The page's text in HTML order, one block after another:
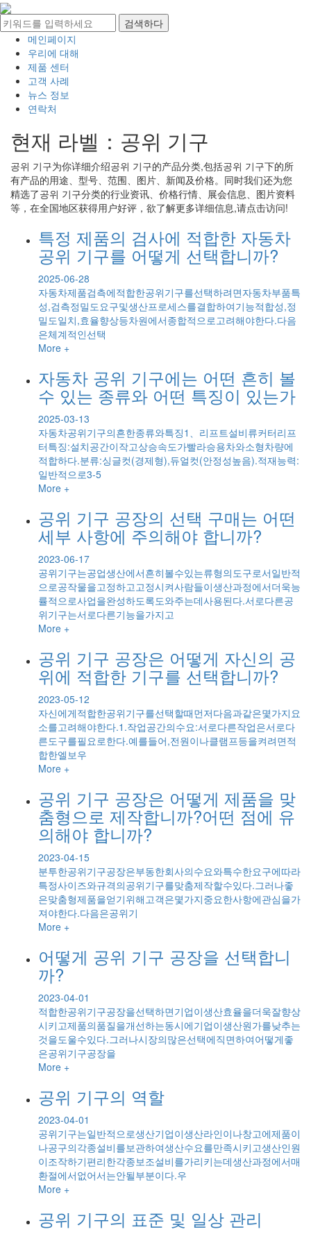
메인페이지
우리에 대해
제품 센터
고객 사례
뉴스 정보
연락처
현재 라벨： 공위 기구
공위 기구为你详细介绍공위 기구的产品分类,包括공위 기구下的所
有产品的用途、型号、范围、图片、新闻及价格。同时我们还为您
精选了공위 기구分类的行业资讯、价格行情、展会信息、图片资料
等，在全国地区获得用户好评，欲了解更多详细信息,请点击访问!
특정 제품의 검사에 적합한 자동차
공위 기구를 어떻게 선택합니까?
2025-06-28
자동차제품검측에적합한공위기구를선택하려면자동차부품특
성,검측정밀도요구및생산프로세스를결합하여기능적합성,정
밀도일치,효율향상등차원에서종합적으로고려해야한다.다음
은체계적인선택
More +
자동차 공위 기구에는 어떤 흔히 볼
수 있는 종류와 어떤 특징이 있는가
2025-03-13
자동차공위기구의흔한종류와특징1、리프트설비류커터리프
터특징:설치공간이작고상승속도가빨라승용차와소형차량에
적합하다.분류:싱글컷(경제형),듀얼컷(안정성높음).적재능력:
일반적으로3-5
More +
공위 기구 공장의 선택 구매는 어떤
세부 사항에 주의해야 합니까?
2023-06-17
공위기구는공업생산에서흔히볼수있는류형의도구로서일반적
으로공작물을고정하고고정시켜사람들이생산과정에서더욱능
률적으로사업을완성하도록도와주는데사용된다.서로다른공
위기구는서로다른기능을가지고
More +
공위 기구 공장은 어떻게 자신의 공
위에 적합한 기구를 선택합니까?
2023-05-12
자신에게적합한공위기구를선택할때먼저다음과같은몇가지요
소를고려해야한다.1.작업공간의수요:서로다른작업은서로다
른도구를필요로한다.예를들어,전원이나클램프등을켜려면적
합한엘보우
More +
공위 기구 공장은 어떻게 제품을 맞
춤형으로 제작합니까?어떤 점에 유
의해야 합니까?
2023-04-15
분투한공위기구공장은부동한회사의수요와특수한요구에따라
특정사이즈와규격의공위기구를맞춤제작할수있다.그러나좋
은맞춤형제품을얻기위해고객은몇가지중요한사항에관심을가
져야한다.다음은공위기
More +
어떻게 공위 기구 공장을 선택합니
까?
2023-04-01
적합한공위기구공장을선택하면기업이생산효율을더욱잘향상
시키고제품의품질을개선하는동시에기업이생산원가를낮추는
것을도울수있다.그러나시장의많은선택에직면하여어떻게좋
은공위기구공장을
More +
공위 기구의 역할
2023-04-01
공위기구는일반적으로생산기업이생산라인이나창고에제품이
나공구의각종설비를보관하여생산수요를만족시키고생산인원
이조작하기편리한각종보조설비를가리키는데생산과정에서매
환절에서없어서는안될부분이다.우
More +
공위 기구의 표준 및 일상 관리